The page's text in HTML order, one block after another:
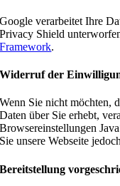
Google verarbeitet Ihre
Privacy Shield
Framework.
Widerruf der
Wenn Sie nicht möchten,
Daten über Sie erhebt,
Browsereinstellungen
Sie unsere Webseite
Bereitstellung